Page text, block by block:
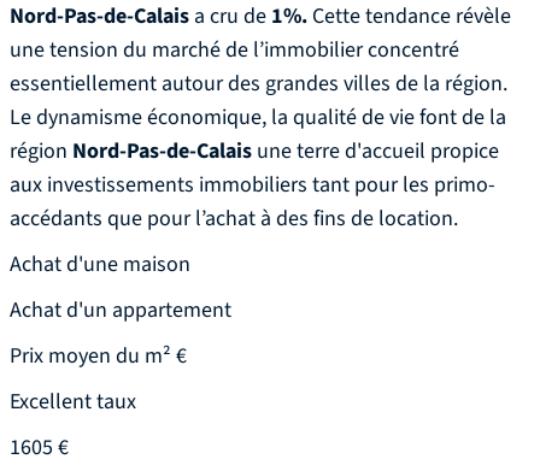
Nord-Pas-de-Calais a cru de 1%. Cette tendance révèle
une tension du marché de l’immobilier concentré
essentiellement autour des grandes villes de la région.
Le dynamisme économique, la qualité de vie font de la
région Nord-Pas-de-Calais une terre d'accueil propice
aux investissements immobiliers tant pour les primo-
accédants que pour l’achat à des fins de location.
Achat d'une maison
Achat d'un appartement
Prix moyen du m² €
Excellent taux
1605 €